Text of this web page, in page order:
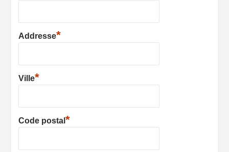
Addresse*
Ville*
Code postal *